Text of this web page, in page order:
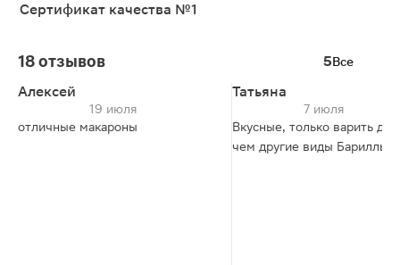
Сертификат качества №1
18 отзывов 5Все
Алексей
19 июля
отличные макароны
Татьяна
7 июля
Вкусные, только варить
чем другие виды Бариллы